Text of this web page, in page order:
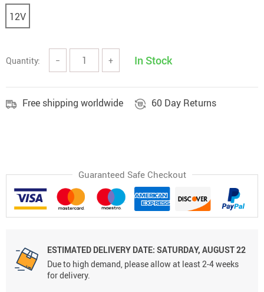
12V
Quantity: − + In Stock
Free shipping worldwide 60 Day Returns
Guaranteed Safe Checkout
ESTIMATED DELIVERY DATE: SATURDAY, AUGUST 22
Due to high demand, please allow at least 2-4 weeks
for delivery.